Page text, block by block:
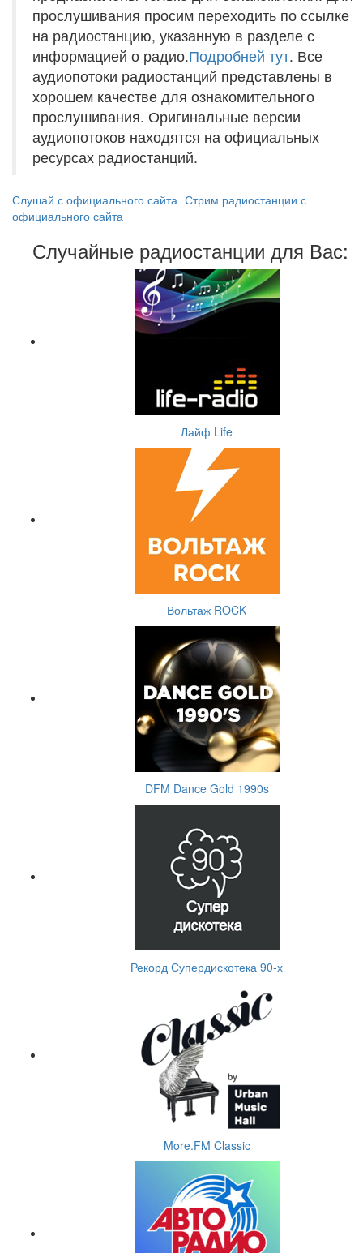
прослушивания просим переходить по ссылке
на радиостанцию, указанную в разделе с
информацией о радио.Подробней тут. Все
аудиопотоки радиостанций представлены в
хорошем качестве для ознакомительного
прослушивания. Оригинальные версии
аудиопотоков находятся на официальных
ресурсах радиостанций.
Слушай с официального сайта Стрим радиостанции с
официального сайта
Случайные радиостанции для Вас:
Лайф Life
Вольтаж ROCK
DFM Dance Gold 1990s
Рекорд Супердискотека 90-х
More.FM Classic